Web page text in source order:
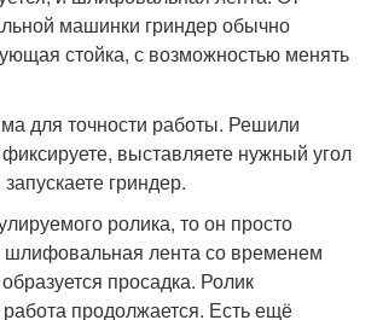
машинки гриндер обычно
стойка, с возможностью менять
для точности работы. Решили
фиксируете, выставляете нужный угол
гриндер.
ролика, то он просто
лента со временем
просадка. Ролик
работа продолжается. Есть ещё